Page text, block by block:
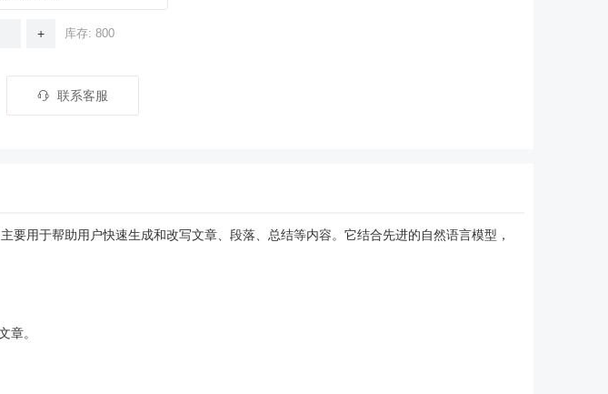
+ 库存: 800
联系客服
要用于帮助用户快速生成和改写文章、段落、总结等内容。它结合先进的自然语言模型，
章。